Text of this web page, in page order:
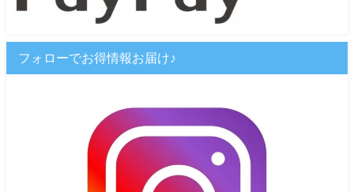
フォローでお得情報お届け♪